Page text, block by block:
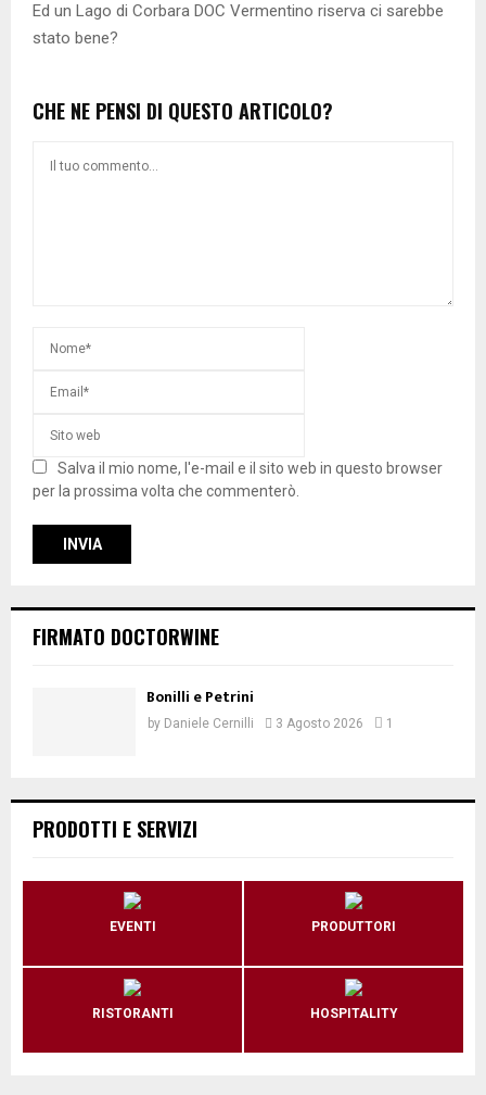
Ed un Lago di Corbara DOC Vermentino riserva ci sarebbe
stato bene?
CHE NE PENSI DI QUESTO ARTICOLO?
Salva il mio nome, l'e-mail e il sito web in questo browser
per la prossima volta che commenterò.
FIRMATO DOCTORWINE
Bonilli e Petrini
by Daniele Cernilli 3 Agosto 2026 1
PRODOTTI E SERVIZI
EVENTI PRODUTTORI
RISTORANTI HOSPITALITY